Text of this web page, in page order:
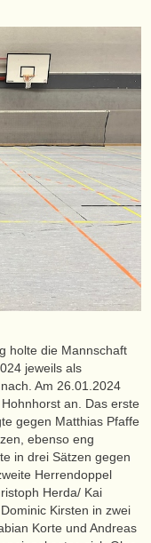
holte die Mannschaft
jeweils als
Am 26.01.2024
an. Das erste
gegen Matthias Pfaffe
ebenso eng
in drei Sätzen gegen
Herrendoppel
Herda/ Kai
Kirsten in zwei
Korte und Andreas